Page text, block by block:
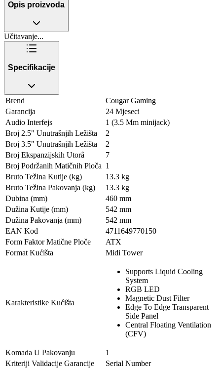
Opis proizvoda
Učitavanje...
Specifikacije
Brend
Cougar Gaming
Garancija
24 Mjeseci
Audio Interfejs
1 (3.5 Mm minijack)
Broj 2.5" Unutrašnjih Ležišta
2
Broj 3.5" Unutrašnjih Ležišta
2
Broj Ekspanzijskih Utorâ
7
Broj Podržanih Matičnih Ploča 1
Bruto Težina Kutije (kg)
13.3 kg
Bruto Težina Pakovanja (kg)
13.3 kg
Dubina (mm)
460 mm
Dužina Kutije (mm)
542 mm
Dužina Pakovanja (mm)
542 mm
EAN Kod
4711649770150
Form Faktor Matične Ploče
ATX
Format Kućišta
Midi Tower
Karakteristike Kućišta
Supports Liquid Cooling
System
RGB LED
Magnetic Dust Filter
Edge To Edge Transparent
Side Panel
Central Floating Ventilation
(CFV)
Komada U Pakovanju
1
Kriteriji Validacije Garancije
Serial Number